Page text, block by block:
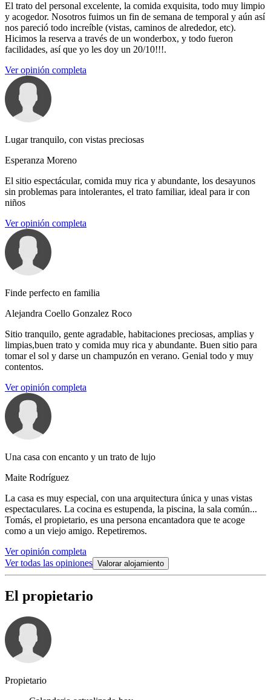
El trato del personal excelente, la comida exquisita, todo muy limpio
y acogedor. Nosotros fuimos un fin de semana de temporal y aún así
nos pareció todo increíble (vistas, caminos de alrededor, etc).
Hicimos la reserva a través de un wonderbox, y todo fueron
facilidades, así que yo les doy un 20/10!!!.
Ver opinión completa
Lugar tranquilo, con vistas preciosas
Esperanza Moreno
El sitio espectácular, comida muy rica y abundante, los desayunos
sin problemas para intolerantes, el trato familiar, ideal para ir con
niños
Ver opinión completa
Finde perfecto en familia
Alejandra Coello Gonzalez Roco
Sitio tranquilo, gente agradable, habitaciones preciosas, amplias y
limpias,buen trato y comida muy rica y abundante. Buen sitio para
tomar el sol y darse un champuzón en verano. Genial todo y muy
contentos.
Ver opinión completa
Una casa con encanto y un trato de lujo
Maite Rodríguez
La casa es muy especial, con una arquitectura única y unas vistas
espectaculares. La cocina es estupenda, la piscina, la sala común...
Tomás, el propietario, es una persona encantadora que te acoge
como a un viejo amigo. Repetiremos.
Ver opinión completa
Ver todas las opiniones Valorar alojamiento
El propietario
Propietario